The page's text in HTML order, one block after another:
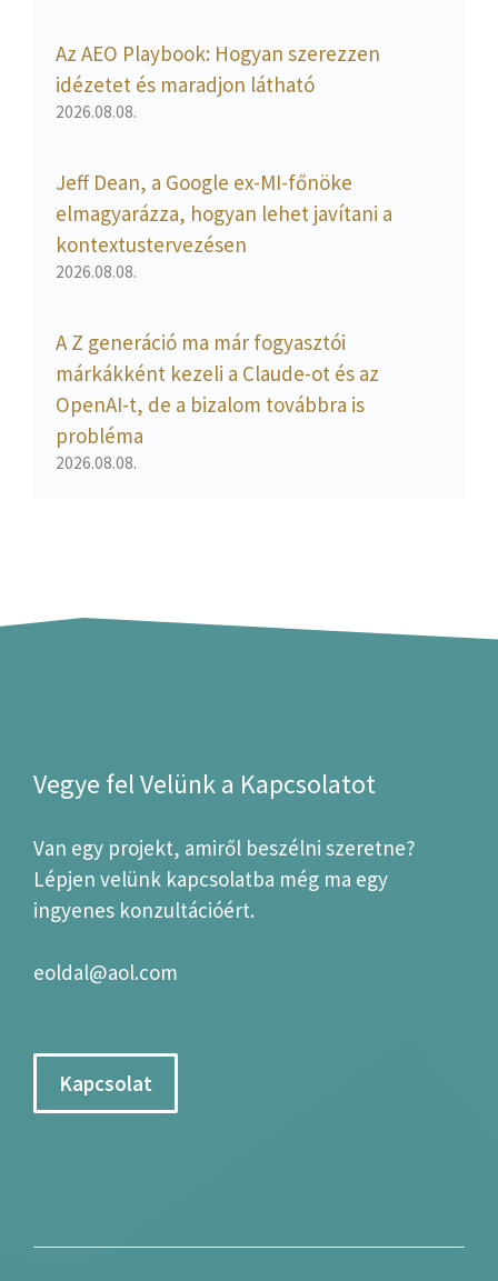
Az AEO Playbook: Hogyan szerezzen
idézetet és maradjon látható
2026.08.08.
Jeff Dean, a Google ex-MI-főnöke
elmagyarázza, hogyan lehet javítani a
kontextustervezésen
2026.08.08.
A Z generáció ma már fogyasztói
márkákként kezeli a Claude-ot és az
OpenAI-t, de a bizalom továbbra is
probléma
2026.08.08.
Vegye fel Velünk a Kapcsolatot
Van egy projekt, amiről beszélni szeretne?
Lépjen velünk kapcsolatba még ma egy
ingyenes konzultációért.
eoldal@aol.com
Kapcsolat